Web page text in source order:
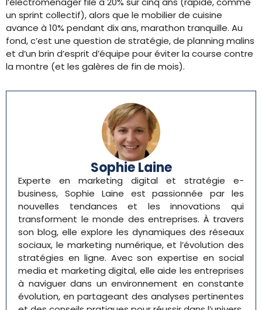
un sprint collectif), alors que le mobilier de cuisine
avance à 10% pendant dix ans, marathon tranquille. Au
fond, c’est une question de stratégie, de planning malins
et d’un brin d’esprit d’équipe pour éviter la course contre
la montre (et les galères de fin de mois).
Sophie Laine
Experte en marketing digital et stratégie e-
business, Sophie Laine est passionnée par les
nouvelles tendances et les innovations qui
transforment le monde des entreprises. À travers
son blog, elle explore les dynamiques des réseaux
sociaux, le marketing numérique, et l’évolution des
stratégies en ligne. Avec son expertise en social
media et marketing digital, elle aide les entreprises
à naviguer dans un environnement en constante
évolution, en partageant des analyses pertinentes